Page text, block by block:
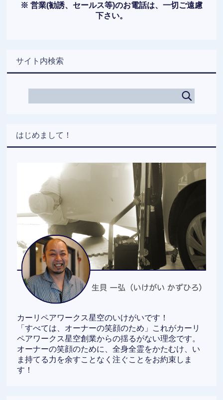
※ 営業(勧誘、セールス等)のお電話は、一切ご遠慮
下さい。
サイト内検索
はじめまして！
カーリペアワークス星空のいけがいです！
「すべては、オーナーの笑顔のため」これがカーリ
ペアワークス星空創業からの揺るがない理念です。
オーナーの笑顔のために、全身全霊をかたむけ、い
ま持てる力を余すことなく注ぐことをお約束しま
す！